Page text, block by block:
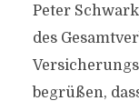
Peter
des
begrüßen,